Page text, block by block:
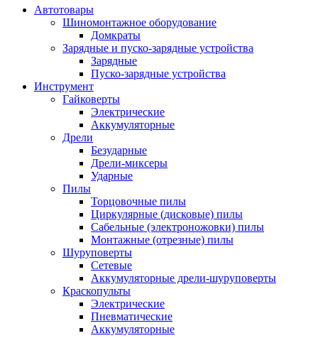
Автотовары
Шиномонтажное оборудование
Домкраты
Зарядные и пуско-зарядные устройства
Зарядные
Пуско-зарядные устройства
Инструмент
Гайковерты
Электрические
Аккумуляторные
Дрели
Безударные
Дрели-миксеры
Ударные
Пилы
Торцовочные пилы
Циркулярные (дисковые) пилы
Сабельные (электроножовки) пилы
Монтажные (отрезные) пилы
Шуруповерты
Сетевые
Аккумуляторные дрели-шуруповерты
Краскопульты
Электрические
Пневматические
Аккумуляторные